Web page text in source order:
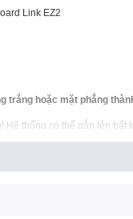
trắng hoặc mặt phẳng
Hệ thống có thể gắn lên